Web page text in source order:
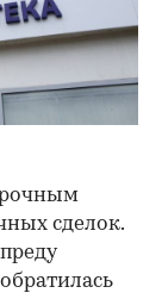
сделок.